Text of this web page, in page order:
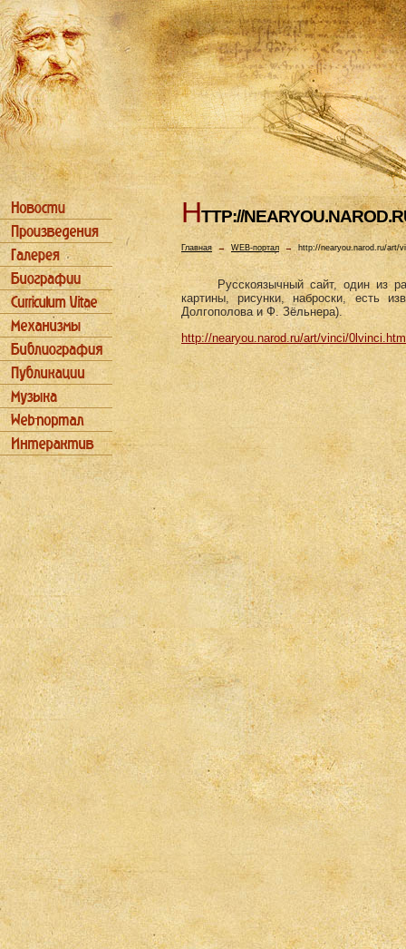
HTTP://
Главная→ WEB-портал → http://nearyou.narod.ru/art/
Русскоязычный сайт, один из
картины, рисунки, наброски, есть
Долгополова и Ф. Зёльнера).
http://nearyou.narod.ru/art/vinci/